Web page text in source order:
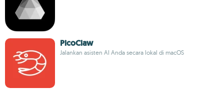
PicoClaw
Jalankan asisten AI Anda secara lokal di macOS